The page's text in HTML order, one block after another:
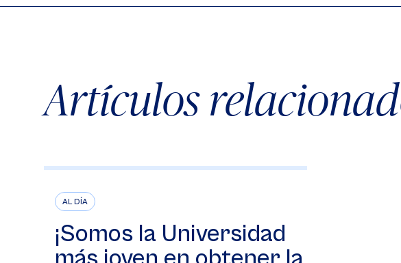
Artículos
AL DÍA
¡Somos la Universidad